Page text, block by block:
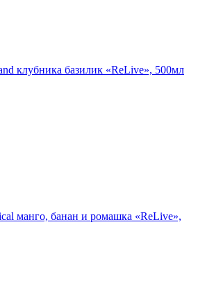
клубника базилик «ReLive», 500мл
манго, банан и ромашка «ReLive»,